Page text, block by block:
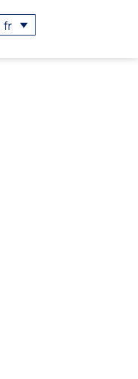
fr